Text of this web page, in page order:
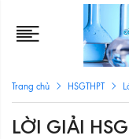
Trang chủ HSGTHPT
LỜI GIẢI